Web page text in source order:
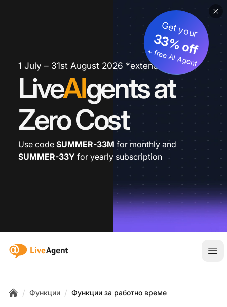
1 July – 31st August 2026 *extended
LiveAIgents at
Zero Cost
Get your
33% off
+ free AI Agent
Use code SUMMER-33M for monthly and
SUMMER-33Y for yearly subscription
:site.title
/ Функции / Функции за работно време